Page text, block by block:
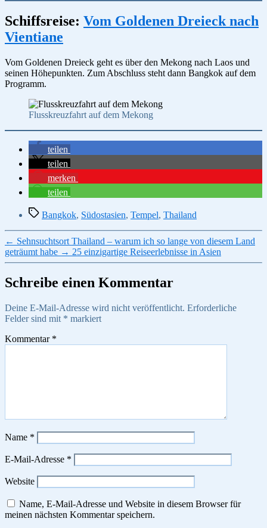
Schiffsreise: Vom Goldenen Dreieck nach
Vientiane
Vom Goldenen Dreieck geht es über den Mekong nach Laos und
seinen Höhepunkten. Zum Abschluss steht dann Bangkok auf dem
Programm.
Flusskreuzfahrt auf dem Mekong
teilen
teilen
merken
teilen
Schlagwörter
Bangkok, Südostasien, Tempel, Thailand
← Sehnsuchtsort Thailand – warum ich so lange von diesem Land
geträumt habe → 25 einzigartige Reiseerlebnisse in Asien
Schreibe einen Kommentar
Deine E-Mail-Adresse wird nicht veröffentlicht. Erforderliche
Felder sind mit * markiert
Kommentar *
Name *
E-Mail-Adresse *
Website
Name, E-Mail-Adresse und Website in diesem Browser für
meinen nächsten Kommentar speichern.